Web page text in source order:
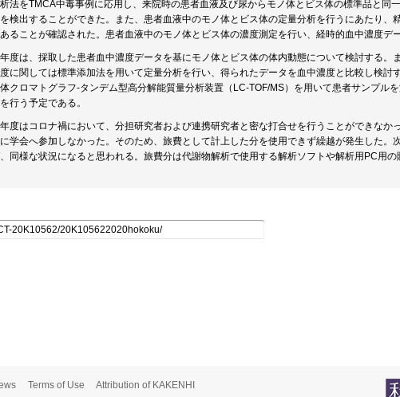
法をTMCA中毒事例に応用し、来院時の患者血液及び尿からモノ体とビス体の標準品と同
検出することができた。また、患者血液中のモノ体とビス体の定量分析を行うにあたり、
ることが確認された。患者血液中のモノ体とビス体の濃度測定を行い、経時的血中濃度デ
度は、採取した患者血中濃度データを基にモノ体とビス体の体内動態について検討する。
に関しては標準添加法を用いて定量分析を行い、得られたデータを血中濃度と比較し検討
クロマトグラフ-タンデム型高分解能質量分析装置（LC-TOF/MS）を用いて患者サンプル
行う予定である。
度はコロナ禍において、分担研究者および連携研究者と密な打合せを行うことができなか
学会へ参加しなかった。そのため、旅費として計上した分を使用できず繰越が発生した。
同様な状況になると思われる。旅費分は代謝物解析で使用する解析ソフトや解析用PC用の
Terms of Use Attribution of KAKENHI